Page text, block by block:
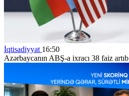
İqtisadiyyat 16:50
Azərbaycanın ABŞ-a ixracı 38 faiz artıb